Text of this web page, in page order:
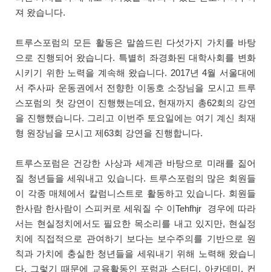
져 왔습니다.
트루스포럼의 모든 활동은 말씀드린 다섯가지 가치를 바탕
으로 진행되어 왔습니다. 특별히 좌경화된 대학사회를 변화
시키기 위한 노력을 계속해 왔습니다. 2017년 4월 서울대에
서 주사파 운동권에서 전향한 이동호 소장님을 모시고 트루
스포럼의 첫 강연이 진행했는데요, 현재까지 총62회의 강연
을 진행했습니다. 그리고 이번주 토요일에는 여기 계신 최재
형 원장님을 모시고 제63회 강연을 진행합니다.
트루스포럼은 건강한 사상과 세계관 바탕으로 미래를 짊어
질 청년들을 세워내고 있습니다. 트루스포럼의 많은 회원들
이 각종 매체에서 칼럼니스트로 활동하고 있습니다. 회원들
한사람 한사람이 스피커로 세워질 수 이Tehfhjr 경우에 따라
서는 현실정치에서도 필요한 목소리를 내고 있지만, 현실정
치에 직접적으로 관여하기 보다는 보수주의를 기반으로 원
칙과 가치에 충실한 청년들을 세워내기 위해 노력해 왔습니
다. 그렇기 때문에 교육활동인 포럼과 스터디, 아카데미, 컨